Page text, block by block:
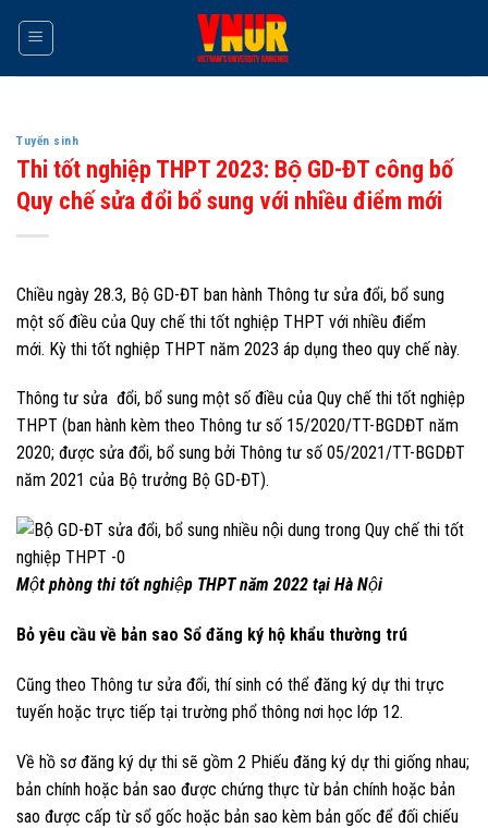
Tuyển sinh
Thi tốt nghiệp THPT 2023: Bộ GD-ĐT công bố
Quy chế sửa đổi bổ sung với nhiều điểm mới
Chiều ngày 28.3, Bộ GD-ĐT ban hành Thông tư sửa đổi, bổ sung
một số điều của Quy chế thi tốt nghiệp THPT với nhiều điểm
mới. Kỳ thi tốt nghiệp THPT năm 2023 áp dụng theo quy chế này.
Thông tư sửa đổi, bổ sung một số điều của Quy chế thi tốt nghiệp
THPT (ban hành kèm theo Thông tư số 15/2020/TT-BGDĐT năm
2020; được sửa đổi, bổ sung bởi Thông tư số 05/2021/TT-BGDĐT
năm 2021 của Bộ trưởng Bộ GD-ĐT).
Một phòng thi tốt nghiệp THPT năm 2022 tại Hà Nội
Bỏ yêu cầu về bản sao Sổ đăng ký hộ khẩu thường trú
Cũng theo Thông tư sửa đổi, thí sinh có thể đăng ký dự thi trực
tuyến hoặc trực tiếp tại trường phổ thông nơi học lớp 12.
Về hồ sơ đăng ký dự thi sẽ gồm 2 Phiếu đăng ký dự thi giống nhau;
bản chính hoặc bản sao được chứng thực từ bản chính hoặc bản
sao được cấp từ sổ gốc hoặc bản sao kèm bản gốc để đối chiếu